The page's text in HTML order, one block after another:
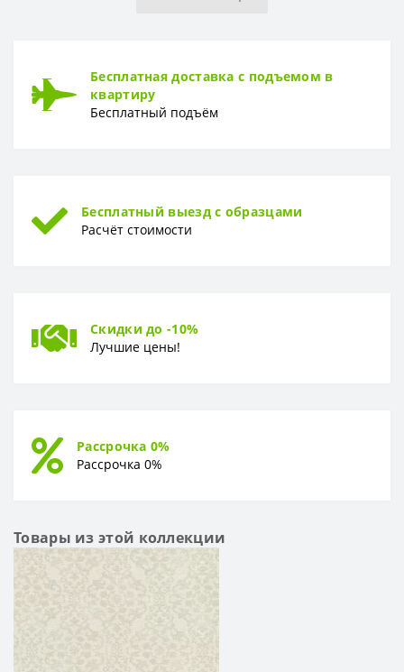
Тип Винил-компакт
Бесплатная доставка с подъемом в
квартиру
Бесплатный подъём
Бесплатный выезд с образцами
Расчёт стоимости
Скидки до -10%
Лучшие цены!
Рассрочка 0%
Рассрочка 0%
Товары из этой коллекции